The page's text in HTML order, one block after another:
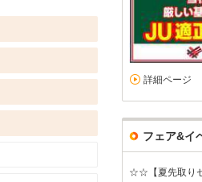
詳細ページ
フェア&イ
☆☆【夏先取り